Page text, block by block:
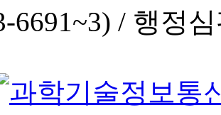
6691~3) / 행정심